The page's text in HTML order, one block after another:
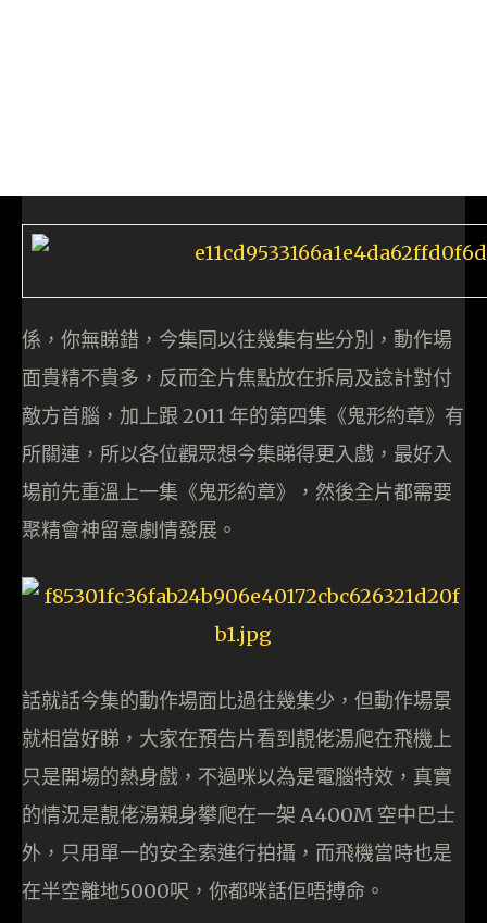
係，你無睇錯，今集同以往幾集有些分別，動作場
面貴精不貴多，反而全片焦點放在拆局及諗計對付
敵方首腦，加上跟 2011 年的第四集《鬼形約章》有
所關連，所以各位觀眾想今集睇得更入戲，最好入
場前先重溫上一集《鬼形約章》，然後全片都需要
聚精會神留意劇情發展。
話就話今集的動作場面比過往幾集少，但動作場景
就相當好睇，大家在預告片看到靚佬湯爬在飛機上
只是開場的熱身戲，不過咪以為是電腦特效，真實
的情況是靚佬湯親身攀爬在一架 A400M 空中巴士
外，只用單一的安全索進行拍攝，而飛機當時也是
在半空離地5000呎，你都咪話佢唔搏命。